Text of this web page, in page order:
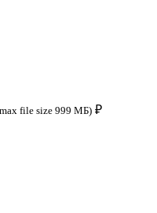
file size 999 МБ) ₽